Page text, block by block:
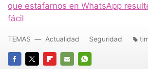
que estafarnos en WhatsApp
fácil
TEMAS Actualidad Seguridad